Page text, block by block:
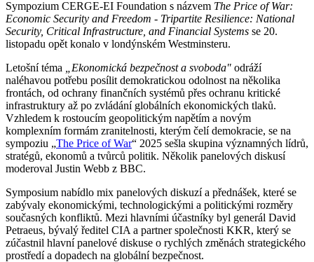
Sympozium CERGE-EI Foundation s názvem The Price of War:
Economic Security and Freedom - Tripartite Resilience: National
Security, Critical Infrastructure, and Financial Systems se 20.
listopadu opět konalo v londýnském Westminsteru.
Letošní téma
„Ekonomická bezpečnost a svoboda" odráží
naléhavou potřebu posílit demokratickou odolnost na několika
frontách, od ochrany finančních systémů přes ochranu kritické
infrastruktury až po zvládání globálních ekonomických tlaků.
Vzhledem k rostoucím geopolitickým napětím a novým
komplexním formám zranitelnosti, kterým čelí demokracie, se na
sympoziu „The Price of War“ 2025 sešla skupina významných lídrů,
stratégů, ekonomů a tvůrců politik. Několik panelových diskusí
moderoval Justin Webb z BBC.
Symposium nabídlo mix panelových diskuzí a přednášek, které se
zabývaly ekonomickými, technologickými a politickými rozměry
současných konfliktů. Mezi hlavními účastníky byl generál David
Petraeus, bývalý ředitel CIA a partner společnosti KKR, který se
zúčastnil hlavní panelové diskuse o rychlých změnách strategického
prostředí a dopadech na globální bezpečnost.